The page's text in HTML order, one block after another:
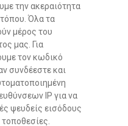
την ακεραιότητα
Όλα τα
μέρος του
μας. Για
τον κωδικό
συνδέεστε και
IP για να
ψευδείς εισόδους